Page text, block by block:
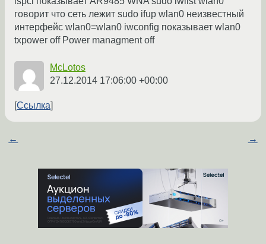
говорит что сеть лежит sudo ifup wlan0 неизвестный
интерфейс wlan0=wlan0 iwconfig показывает wlan0
txpower off Power managment off
McLotos
27.12.2014 17:06:00 +00:00
Ссылка
← →